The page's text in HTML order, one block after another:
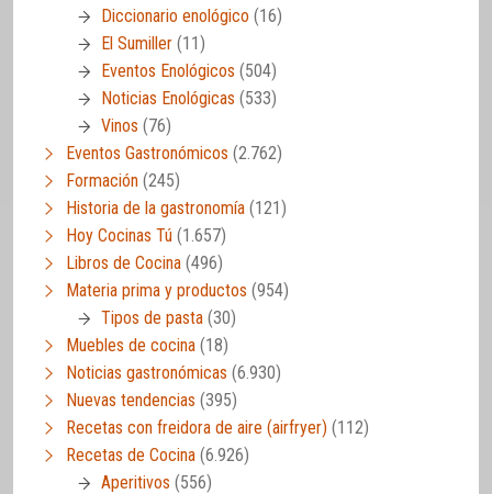
Diccionario enológico (16)
El Sumiller (11)
Eventos Enológicos (504)
Noticias Enológicas (533)
Vinos (76)
Eventos Gastronómicos (2.762)
Formación (245)
Historia de la gastronomía (121)
Hoy Cocinas Tú (1.657)
Libros de Cocina (496)
Materia prima y productos (954)
Tipos de pasta (30)
Muebles de cocina (18)
Noticias gastronómicas (6.930)
Nuevas tendencias (395)
Recetas con freidora de aire (airfryer) (112)
Recetas de Cocina (6.926)
Aperitivos (556)